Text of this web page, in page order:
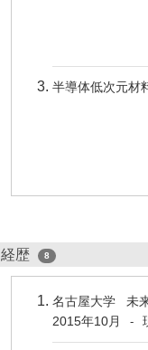
半導体低次元材
経歴 8
名古屋大学 未
2015年10月
-